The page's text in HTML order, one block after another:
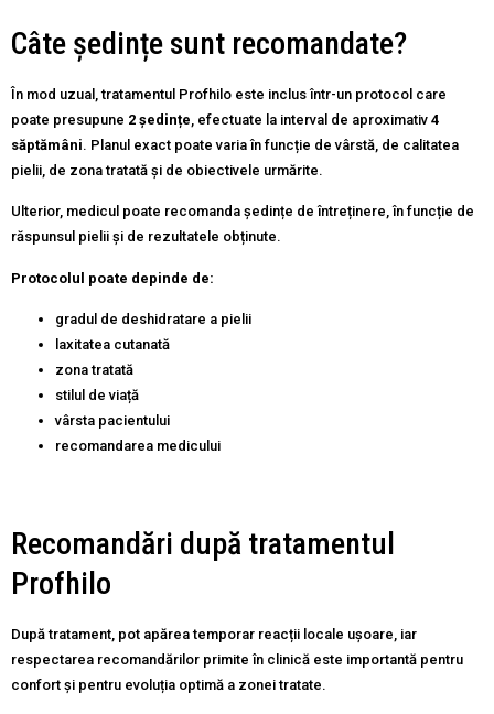
Câte ședințe sunt recomandate?
În mod uzual, tratamentul Profhilo este inclus într-un protocol care
poate presupune 2 ședințe , efectuate la interval de aproximativ 4
săptămâni. Planul exact poate varia în funcție de vârstă, de calitatea
pielii, de zona tratată și de obiectivele urmărite.
Ulterior, medicul poate recomanda ședințe de întreținere, în funcție de
răspunsul pielii și de rezultatele obținute.
Protocolul poate depinde de:
gradul de deshidratare a pielii
laxitatea cutanată
zona tratată
stilul de viață
vârsta pacientului
recomandarea medicului
Recomandări după tratamentul
Profhilo
După tratament, pot apărea temporar reacții locale ușoare, iar
respectarea recomandărilor primite în clinică este importantă pentru
confort și pentru evoluția optimă a zonei tratate.